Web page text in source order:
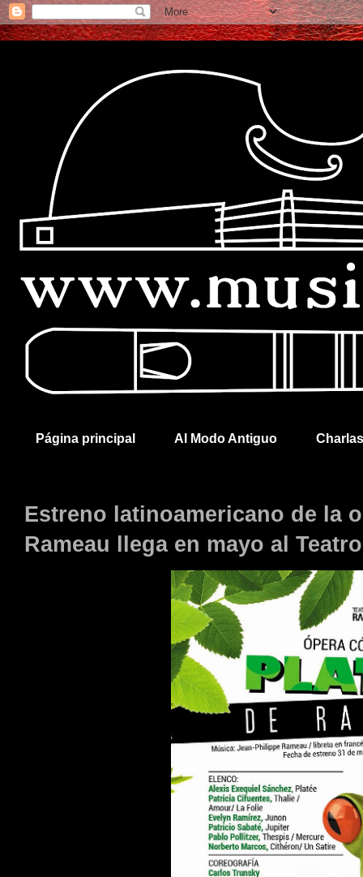
Página principal Al Modo Antiguo
Estreno latinoamericano de la
Rameau llega en mayo al